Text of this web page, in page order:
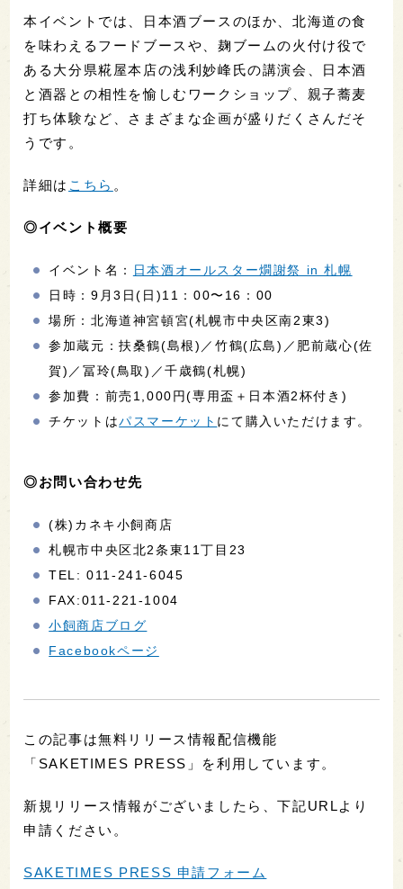
本イベントでは、日本酒ブースのほか、北海道の食
を味わえるフードブースや、麹ブームの火付け役で
ある大分県糀屋本店の浅利妙峰氏の講演会、日本酒
と酒器との相性を愉しむワークショップ、親子蕎麦
打ち体験など、さまざまな企画が盛りだくさんだそ
うです。
詳細は こちら 。
◎イベント概要
イベント名：
日本酒オールスター燗謝祭 in 札幌
日時：9月3日(日)11：00〜16：00
場所：北海道神宮頓宮(札幌市中央区南2東3)
参加蔵元：扶桑鶴(島根)／竹鶴(広島)／肥前蔵心(佐
賀)／冨玲(鳥取)／千歳鶴(札幌)
参加費：前売1,000円(専用盃＋日本酒2杯付き)
チケットはパスマーケット にて購入いただけます。
◎お問い合わせ先
(株)カネキ小飼商店
札幌市中央区北2条東11丁目23
TEL: 011-241-6045
FAX:011-221-1004
小飼商店ブログ
Facebookページ
この記事は無料リリース情報配信機能
「SAKETIMES PRESS」を利用しています。
新規リリース情報がございましたら、下記URLより
申請ください。
SAKETIMES PRESS 申請フォーム